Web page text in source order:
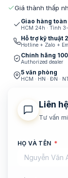
Giá thành thấp
Giao hàng
HCM 24h · Tỉnh
Hỗ trợ kỹ thuật
Hotline + Zalo +
Chính hãng
Authorized dealer
5 văn phòng
HCM · HN · ĐN ·
Liên
Tư vấn
HỌ VÀ TÊN *